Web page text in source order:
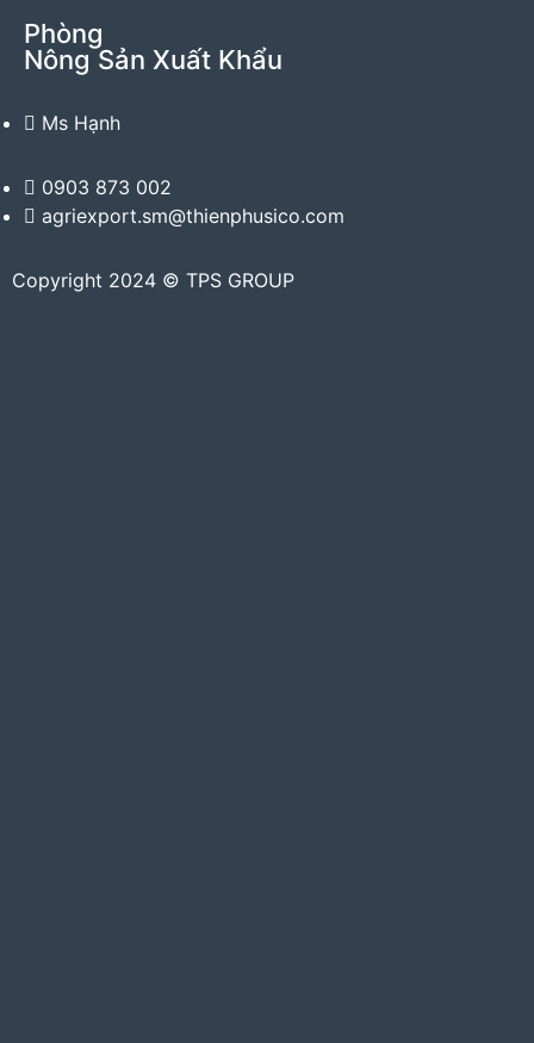
Phòng
Nông Sản Xuất Khẩu
Ms Hạnh
0903 873 002
agriexport.sm@thienphusico.com
Copyright 2024 © TPS GROUP